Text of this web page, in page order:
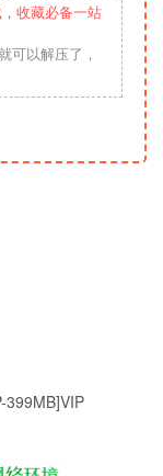
收藏必备一站
可以解压了，
399MB]VIP